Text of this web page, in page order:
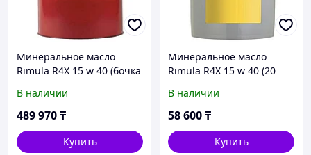
Минеральное масло
Rimula R4X 15 w 40 (бочка
В наличии
489 970₸
Купить
Минеральное масло
Rimula R4X 15 w 40 (20
В наличии
58 600₸
Купить